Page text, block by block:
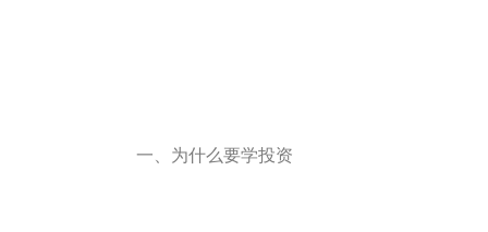
一、为什么要学投资